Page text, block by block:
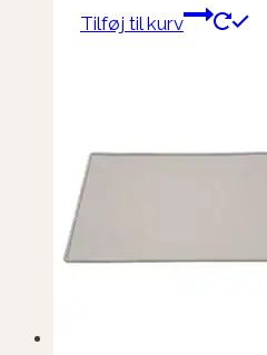
Tilføj til kurv